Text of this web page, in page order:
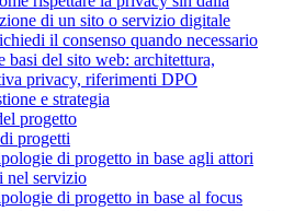
di un sito o servizio digitale
il consenso quando necessario
basi del sito web: architettura,
privacy, riferimenti DPO
e strategia
progetto
progetti
di progetto in base agli attori
nel servizio
di progetto in base al focus